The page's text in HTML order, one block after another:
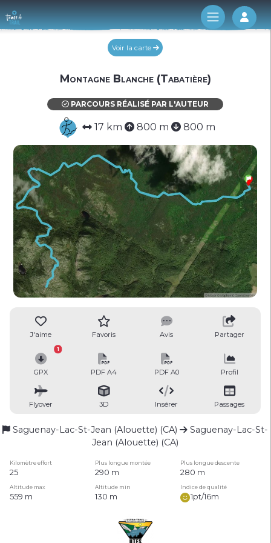
Log
Voir la carte
Montagne Blanche (Tabatière)
PARCOURS RÉALISÉ PAR L'AUTEUR
17 km 800 m 800 m
J'aime Favoris Avis Partager
GPX
1
PDF A4 PDF A0 Profil
Flyover 3D Insérer Passages
Saguenay-Lac-St-Jean (Alouette) (CA)
Saguenay-Lac-St-
Jean (Alouette) (CA)
Kilomètre effort Plus longue montée Plus longue descente
25 290 m 280 m
Altitude max Altitude min Indice de qualité
559 m 130 m 1pt/16m